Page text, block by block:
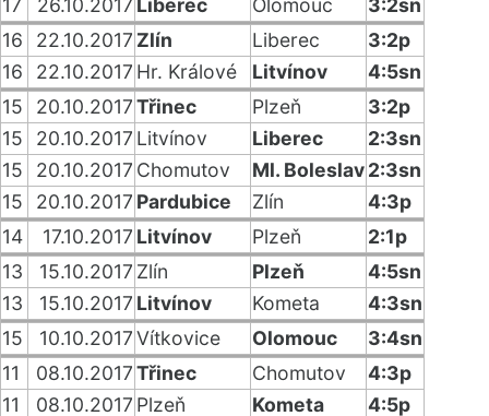
17
26.10.2017 Liberec Olomouc
3:2sn
16
22.10.2017 Zlín Liberec
3:2p
16
22.10.2017 Hr. Králové Litvínov
4:5sn
15
20.10.2017Třinec Plzeň
3:2p
15
20.10.2017 Litvínov Liberec
2:3sn
15
20.10.2017 Chomutov Ml. Boleslav2:3sn
15
20.10.2017 Pardubice Zlín
4:3p
14
17.10.2017 Litvínov Plzeň
2:1p
13
15.10.2017 Zlín Plzeň
4:5sn
13
15.10.2017 Litvínov Kometa
4:3sn
15
10.10.2017Vítkovice Olomouc
3:4sn
11
08.10.2017Třinec Chomutov
4:3p
11
08.10.2017 Plzeň Kometa
4:5p